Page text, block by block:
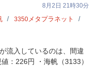
8月2日 21時30分
3350メタプラネット
流入しているのは、間違
226円 ・海帆（3133）